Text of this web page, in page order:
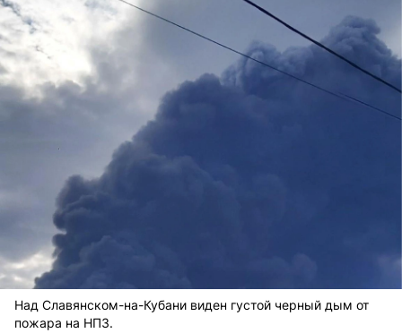
Над Славянском-на-Кубани виден густой черный дым от
пожара на НПЗ.